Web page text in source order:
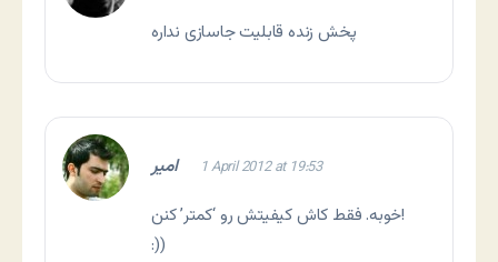
پخش زنده قابلیت جاسازی نداره
امیر 1 April 2012 at 19:53
خوبه. فقط کاش کیفیتش رو ‘کمتر’ کنن!
:))